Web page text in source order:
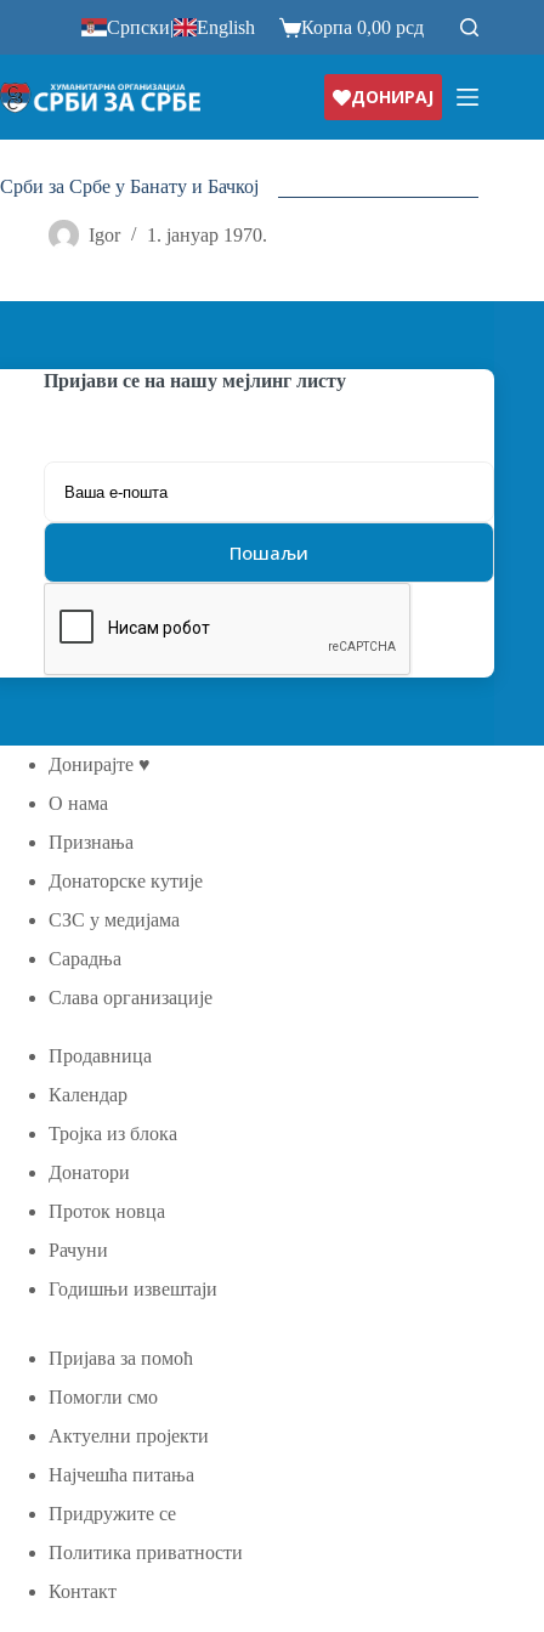
Српски| English Корпа0,00рсд
ДОНИРАЈ
Срби за Србе у Банату и Бачкој
Igor 1. јануар 1970.
Пријави се на нашу мејлинг листу
Донирајте ♥
О нама
Признања
Донаторске кутије
СЗС у медијама
Сарадња
Слава организације
Продавница
Календар
Тројка из блока
Донатори
Проток новца
Рачуни
Годишњи извештаји
Пријава за помоћ
Помогли смо
Актуелни пројекти
Најчешћа питања
Придружите се
Политика приватности
Контакт